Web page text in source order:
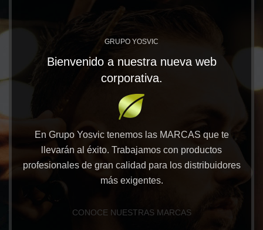
GRUPO YOSVIC
Bienvenido a nuestra nueva web
corporativa.
En Grupo Yosvic tenemos las MARCAS que te
llevarán al éxito. Trabajamos con productos
profesionales de gran calidad para los distribuidores
más exigentes.
CONOCE NUESTRAS MARCAS